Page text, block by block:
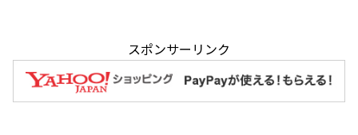
スポンサーリンク